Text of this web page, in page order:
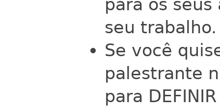
para os
seu trabalho.
Se você
palestrante
para